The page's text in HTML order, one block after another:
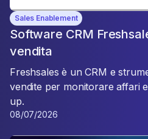
Sales Enablement
Software CRM
vendita
Freshsales è un CRM e
vendite per monitorare affari
up.
08/07/2026